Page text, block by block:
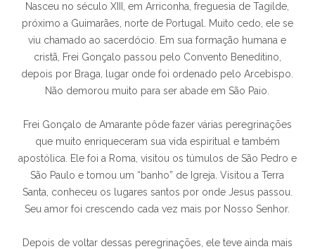
Nasceu no século XIII, em Arriconha, freguesia de Tagilde,
próximo a Guimarães, norte de Portugal. Muito cedo, ele se
viu chamado ao sacerdócio. Em sua formação humana e
cristã, Frei Gonçalo passou pelo Convento Beneditino,
depois por Braga, lugar onde foi ordenado pelo Arcebispo.
Não demorou muito para ser abade em São Paio.
Frei Gonçalo de Amarante pôde fazer várias peregrinações
que muito enriqueceram sua vida espiritual e também
apostólica. Ele foi a Roma, visitou os túmulos de São Pedro e
São Paulo e tomou um “banho” de Igreja. Visitou a Terra
Santa, conheceu os lugares santos por onde Jesus passou.
Seu amor foi crescendo cada vez mais por Nosso Senhor.
Depois de voltar dessas peregrinações, ele teve ainda mais